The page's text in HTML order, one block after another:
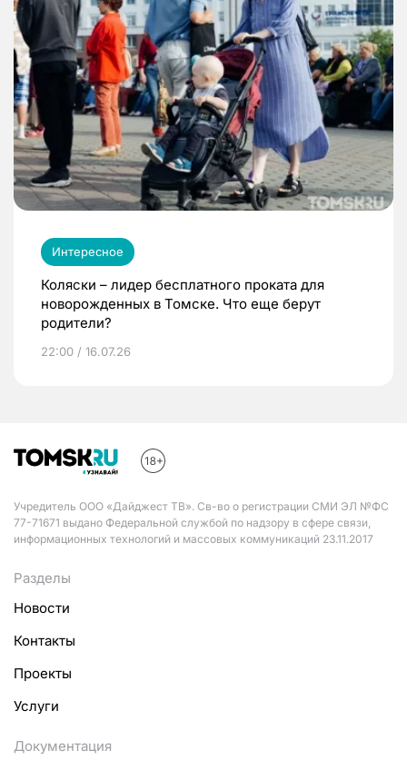
Интересное
Коляски – лидер бесплатного проката для
новорожденных в Томске. Что еще берут
родители?
22:00 / 16.07.26
Учредитель ООО «Дайджест ТВ». Св-во о регистрации СМИ ЭЛ №ФС
77-71671 выдано Федеральной службой по надзору в сфере связи,
информационных технологий и массовых коммуникаций 23.11.2017
Разделы
Новости
Контакты
Проекты
Услуги
Документация